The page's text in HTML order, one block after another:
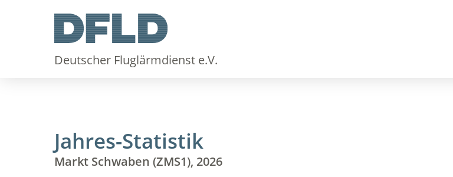
Deutscher Fluglärmdienst e.V.
Jahres-Statistik
Markt Schwaben (ZMS1), 2026